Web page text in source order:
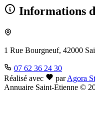
Informations
1 Rue Bourgneuf, 42000
07 62 36 24 30
Réalisé avec
par Agora
Annuaire Saint-Etienne ©